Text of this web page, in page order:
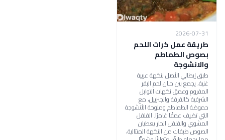
2026-07-31
طريقة عمل كرات اللحم
بصوص الطماطم
والانشوجة
طبق إيطالي الأصل بنكهة عربية
غنية، يجمع بين حنان لحم البقر
المفروم وعمق نكهات التوابل
الشرقية كالقرفة والجنزبيل، مع
حموضة الطماطم وملوحة الأنشوجة
التي تضيف عمقًا غامرًا. الفلفل
المشوي والفلفل الحار يعطيان
الصوص طبقات من النكهة المتتالية،